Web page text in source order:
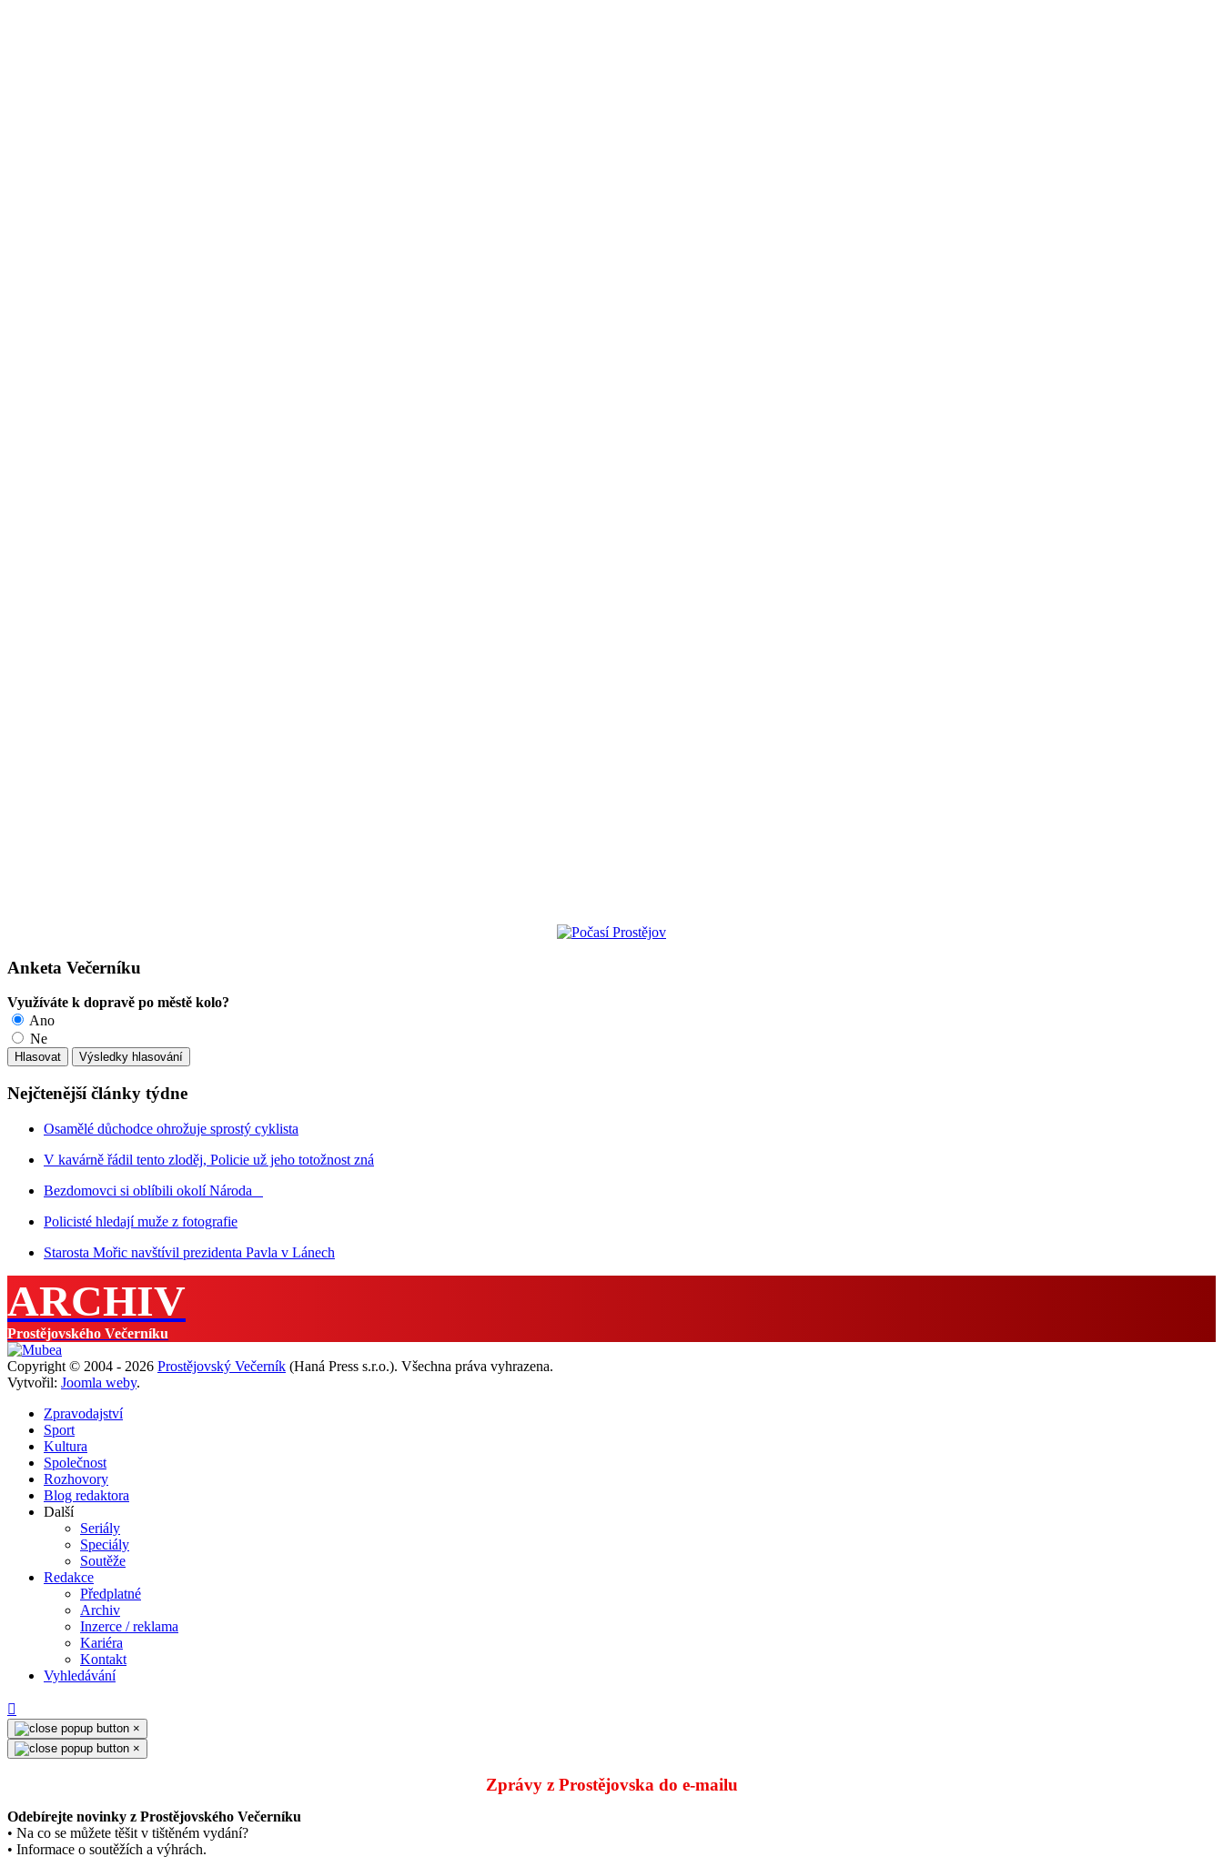
Anketa Večerníku
Využíváte k dopravě po městě kolo?
Ano
Ne
Nejčtenější články týdne
Osamělé důchodce ohrožuje sprostý cyklista
V kavárně řádil tento zloděj, Policie už jeho totožnost zná
Bezdomovci si oblíbili okolí Národa
Policisté hledají muže z fotografie
Starosta Mořic navštívil prezidenta Pavla v Lánech
ARCHIV
Prostějovského Večerníku
Copyright © 2004 - 2026 Prostějovský Večerník (Haná Press s.r.o.). Všechna práva vyhrazena.
Vytvořil: Joomla weby.
Zpravodajství
Sport
Kultura
Společnost
Rozhovory
Blog redaktora
Další
Seriály
Speciály
Soutěže
Redakce
Předplatné
Archiv
Inzerce / reklama
Kariéra
Kontakt
Vyhledávání
×
×
Zprávy z Prostějovska do e‑mailu
Odebírejte novinky z Prostějovského Večerníku
• Na co se můžete těšit v tištěném vydání?
• Informace o soutěžích a výhrách.